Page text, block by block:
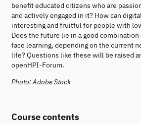
benefit educated citizens who are
and actively engaged in it? How can
interesting and fruitful for people with
Does the future lie in a good
face learning, depending on the current
life? Questions like these will be raised
openHPI-Forum.
Photo: Adobe Stock
Course contents